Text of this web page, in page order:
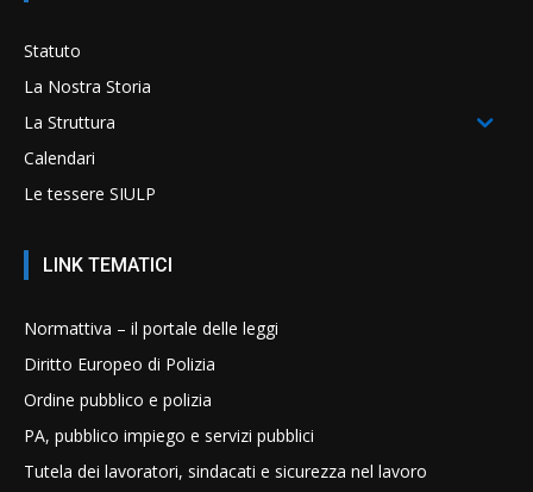
Statuto
La Nostra Storia
La Struttura
Calendari
Le tessere SIULP
LINK TEMATICI
Normattiva – il portale delle leggi
Diritto Europeo di Polizia
Ordine pubblico e polizia
PA, pubblico impiego e servizi pubblici
Tutela dei lavoratori, sindacati e sicurezza nel lavoro